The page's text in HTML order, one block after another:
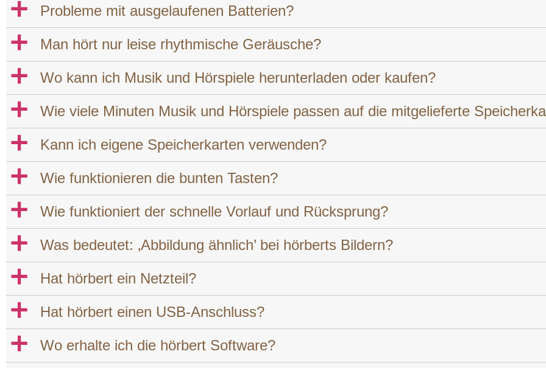
a Probleme mit ausgelaufenen Batterien?
a Man hört nur leise rhythmische Geräusche?
a Wo kann ich Musik und Hörspiele herunterladen oder kaufen?
a Wie viele Minuten Musik und Hörspiele passen auf die mitgelieferte
a Kann ich eigene Speicherkarten verwenden?
a Wie funktionieren die bunten Tasten?
a Wie funktioniert der schnelle Vorlauf und Rücksprung?
a Was bedeutet: ‚Abbildung ähnlich’ bei hörberts Bildern?
a Hat hörbert ein Netzteil?
a Hat hörbert einen USB-Anschluss?
a Wo erhalte ich die hörbert Software?